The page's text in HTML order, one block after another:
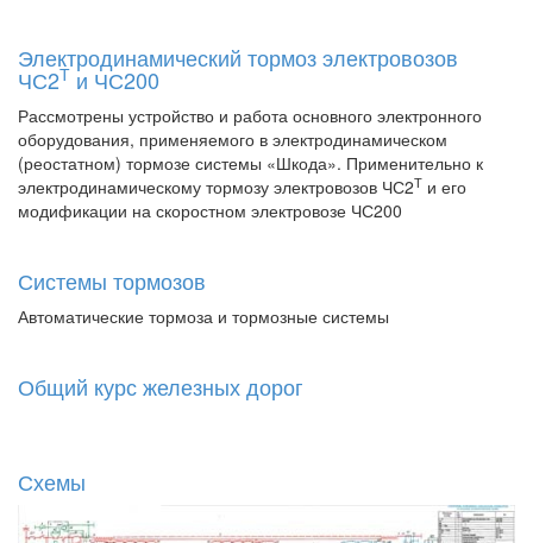
Электродинамический тормоз электровозов
ЧС2Т и ЧС200
Рассмотрены устройство и работа основного электронного
оборудования, применяемого в электродинамическом
(реостатном) тормозе системы «Шкода». Применительно к
электродинамическому тормозу электровозов ЧС2Т и его
модификации на скоростном электровозе ЧС200
Системы тормозов
Автоматические тормоза и тормозные системы
Общий курс железных дорог
Схемы